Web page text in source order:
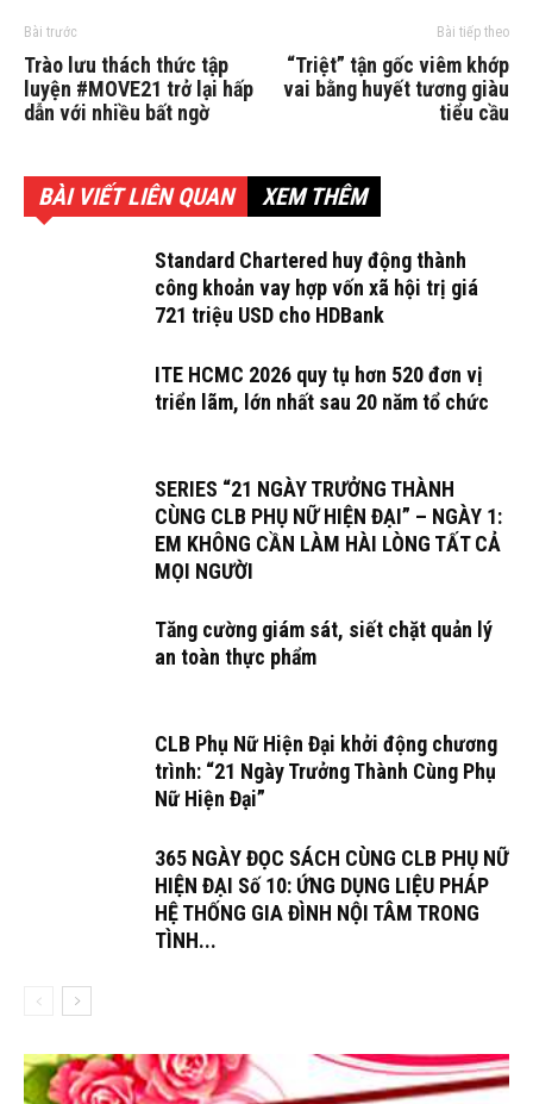
Bài trước
Trào lưu thách thức tập
luyện #MOVE21 trở lại hấp
dẫn với nhiều bất ngờ
Bài tiếp theo
“Triệt” tận gốc viêm khớp
vai bằng huyết tương giàu
tiểu cầu
BÀI VIẾT LIÊN QUAN XEM THÊM
Standard Chartered huy động thành
công khoản vay hợp vốn xã hội trị giá
721 triệu USD cho HDBank
ITE HCMC 2026 quy tụ hơn 520 đơn vị
triển lãm, lớn nhất sau 20 năm tổ chức
SERIES “21 NGÀY TRƯỞNG THÀNH
CÙNG CLB PHỤ NỮ HIỆN ĐẠI” – NGÀY 1:
EM KHÔNG CẦN LÀM HÀI LÒNG TẤT CẢ
MỌI NGƯỜI
Tăng cường giám sát, siết chặt quản lý
an toàn thực phẩm
CLB Phụ Nữ Hiện Đại khởi động chương
trình: “21 Ngày Trưởng Thành Cùng Phụ
Nữ Hiện Đại”
365 NGÀY ĐỌC SÁCH CÙNG CLB PHỤ NỮ
HIỆN ĐẠI Số 10: ỨNG DỤNG LIỆU PHÁP
HỆ THỐNG GIA ĐÌNH NỘI TÂM TRONG
TÌNH...